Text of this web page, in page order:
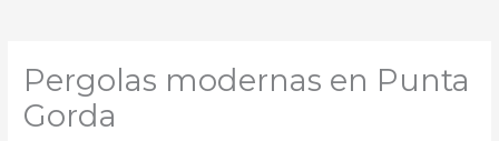
Pergolas modernas en Punta
Gorda